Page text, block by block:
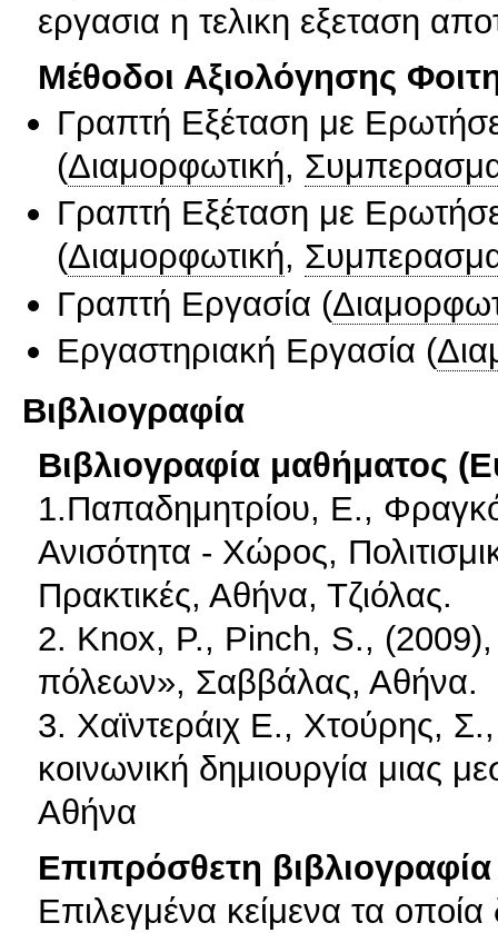
εργασια η τελικη εξεταση
Μέθοδοι Αξιολόγησης
Γραπτή Εξέταση με
(Διαμορφωτική,
Γραπτή Εξέταση με
(Διαμορφωτική,
Γραπτή Εργασία (
Εργαστηριακή Εργασία (
Βιβλιογραφία
Βιβλιογραφία μαθήματος
1.Παπαδημητρίου, E.,
Ανισότητα - Χώρος,
Πρακτικές, Αθήνα, Τζιόλας.
2. Knox, P., Pinch, S., (2009),
πόλεων», Σαββάλας, Αθήνα.
3. Χαϊντεράιχ Ε., Χτούρης,
κοινωνική δημιουργία μιας
Αθήνα
Επιπρόσθετη βιβλιογραφία
Επιλεγμένα κείμενα τα οποία